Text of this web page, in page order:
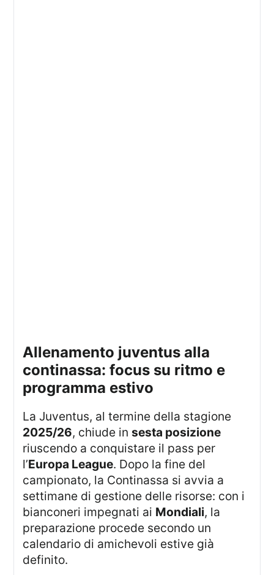
allenamento juventus alla
continassa: focus su ritmo e
programma estivo
La Juventus, al termine della stagione
2025/26, chiude insesta posizione
riuscendo a conquistare il pass per
l’Europa League. Dopo la fine del
campionato, la Continassa si avvia a
settimane di gestione delle risorse: con i
bianconeri impegnati ai Mondiali, la
preparazione procede secondo un
calendario di amichevoli estive già
definito.